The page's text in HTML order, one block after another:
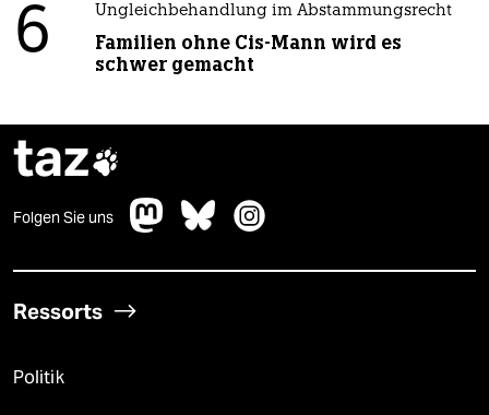
6 Ungleichbehandlung im Abstammungsrecht
Familien ohne Cis-Mann wird es
schwer gemacht
taz
Folgen Sie uns
Ressorts
Politik